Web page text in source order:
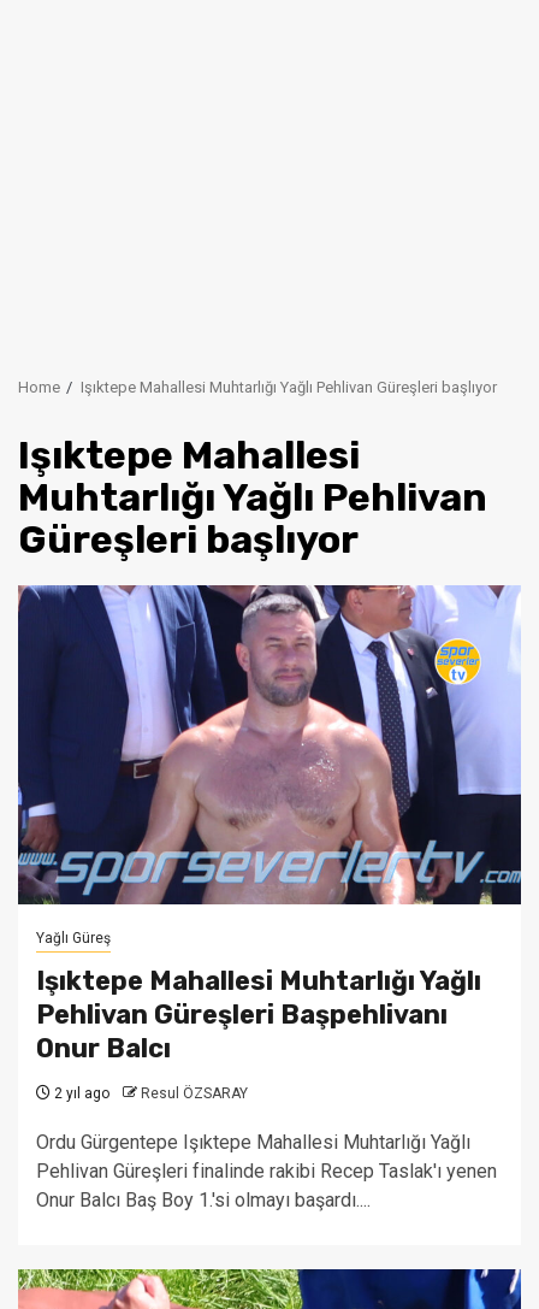
Home Işıktepe Mahallesi Muhtarlığı Yağlı Pehlivan Güreşleri başlıyor
Işıktepe Mahallesi
Muhtarlığı Yağlı Pehlivan
Güreşleri başlıyor
Yağlı Güreş
Işıktepe Mahallesi Muhtarlığı Yağlı
Pehlivan Güreşleri Başpehlivanı
Onur Balcı
2 yıl ago Resul ÖZSARAY
Ordu Gürgentepe Işıktepe Mahallesi Muhtarlığı Yağlı
Pehlivan Güreşleri finalinde rakibi Recep Taslak'ı yenen
Onur Balcı Baş Boy 1.'si olmayı başardı....